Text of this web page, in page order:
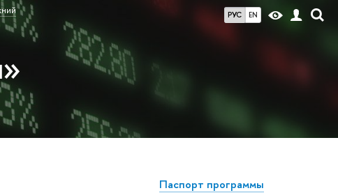
РУС EN
Паспорт программы